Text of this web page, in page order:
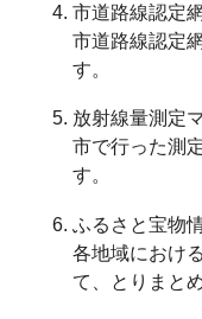
市道路線認定
市道路線認定
す。
放射線量測定
市で行った測
す。
ふるさと宝物
各地域におけ
て、とりまと